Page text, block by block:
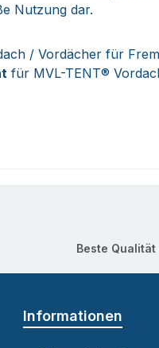
Nutzung dar.
/ Vordächer für
für MVL-TENT®
Beste
Informationen